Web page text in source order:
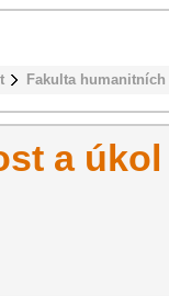
Fakulta
a